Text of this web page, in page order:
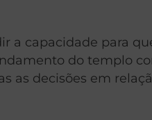
a capacidade para
do templo
as decisões em